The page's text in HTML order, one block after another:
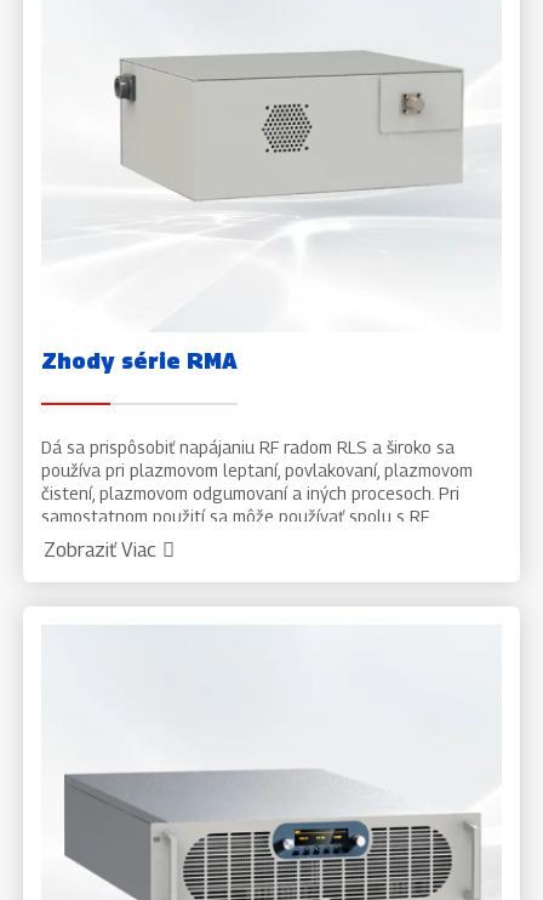
Zhody série RMA
Dá sa prispôsobiť napájaniu RF radom RLS a široko sa
používa pri plazmovom leptaní, povlakovaní, plazmovom
čistení, plazmovom odgumovaní a iných procesoch. Pri
samostatnom použití sa môže používať spolu s RF
napájacími zdrojmi iných výrobcov.
Zobraziť Viac